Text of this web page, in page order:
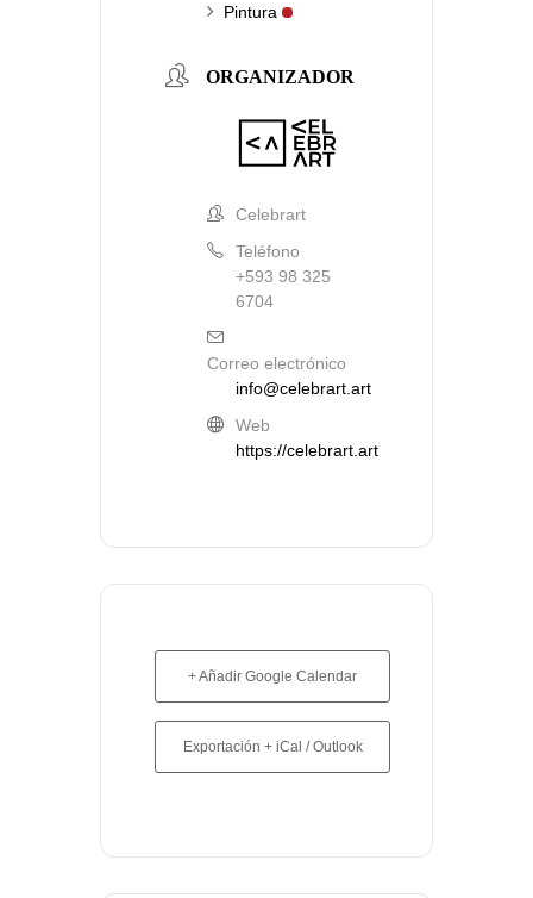
Pintura
ORGANIZADOR
Celebrart
Teléfono
+593 98 325
6704
Correo electrónico
info@celebrart.art
Web
https://celebrart.art
+ Añadir Google Calendar
Exportación + iCal / Outlook